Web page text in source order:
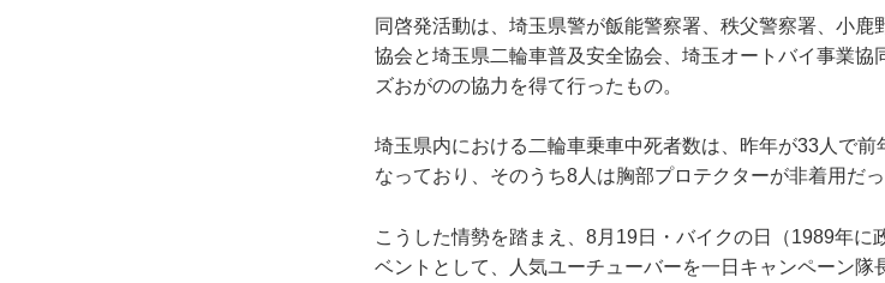
同啓発活動は、埼玉県警が飯能警察署、秩父警察署、小
協会と埼玉県二輪車普及安全協会、埼玉オートバイ事業
ズおがのの協力を得て行ったもの。
埼玉県内における二輪車乗車中死者数は、昨年が33人で
なっており、そのうち8人は胸部プロテクターが非着用だっ
こうした情勢を踏まえ、8月19日・バイクの日（1989年に
ベントとして、人気ユーチューバーを一日キャンペーン